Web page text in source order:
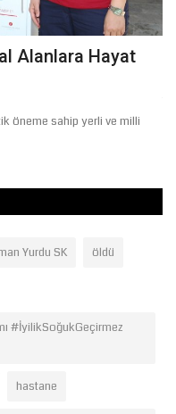
Alanlara Hayat
öneme sahip yerli ve milli
Yurdu SK öldü
#İyilikSoğukGeçirmez
hastane